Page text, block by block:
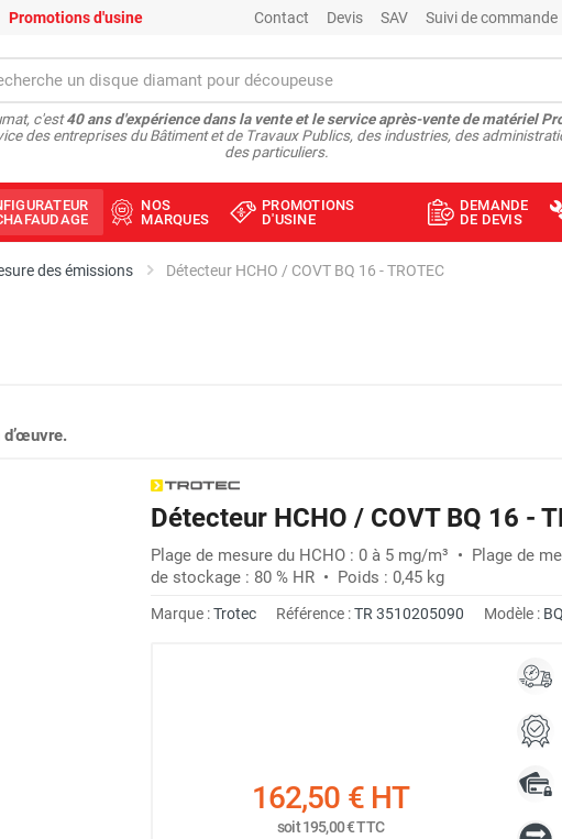
Promotions d'usine Contact Devis SAV Suivi de commande
c'est40 ans d'expérience dans la vente et le service après-vente de matériel
des entreprises du Bâtiment et de Travaux Publics, des industries, des
des particuliers.
NOS
MARQUES
PROMOTIONS
D'USINE
DEMANDE
DE DEVIS
des émissions Détecteur HCHO / COVT BQ 16 - TROTEC
Détecteur HCHO / COVT BQ 16 -
Plage de mesure du HCHO : 0 à 5 mg/m³ • Plage de
de stockage : 80 % HR • Poids : 0,45 kg
Marque :Trotec Référence :TR 3510205090 Modèle :
162,50 €HT
soit195,00 €TTC